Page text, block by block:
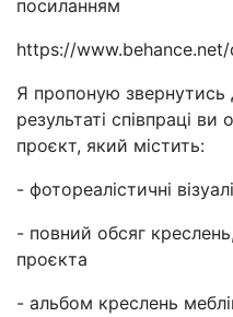
посиланням
https://
Я пропоную
результаті співпраці
проєкт, який містить:
- фотореалістичні
- повний обсяг
проєкта
- альбом креслень